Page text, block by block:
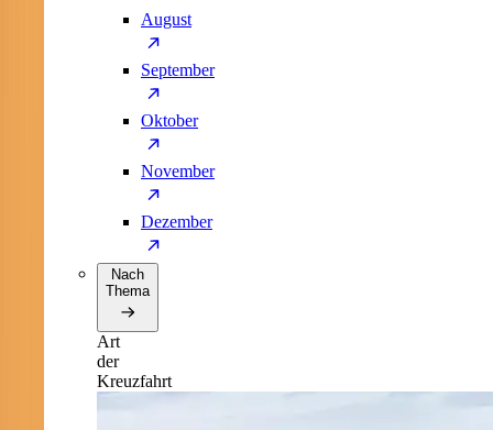
August
September
Oktober
November
Dezember
Nach
Thema
Art
der
Kreuzfahrt